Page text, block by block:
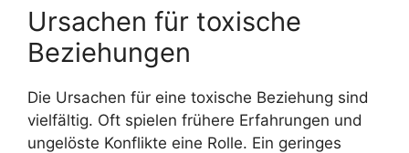
Ursachen für toxische
Beziehungen
Die Ursachen für eine toxische Beziehung sind
vielfältig. Oft spielen frühere Erfahrungen und
ungelöste Konflikte eine Rolle. Ein geringes